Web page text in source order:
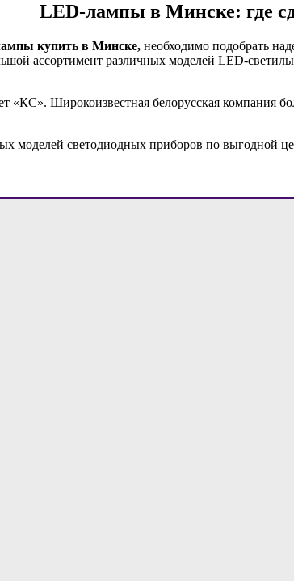
LED-лампы в Минске: где
купить в Минске, необходимо подобрать
ассортимент различных моделей LED-
Широкоизвестная белорусская компания
моделей светодиодных приборов по выгодной